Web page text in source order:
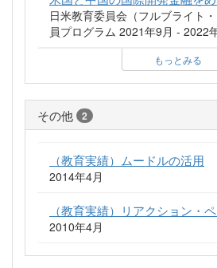
日米教育委員会（フルブライト
員プログラム 2021年9月 - 2022
もっとみる
その他 2
（教育実績）ムードルの活用
2014年4月
（教育実績）リアクション・
2010年4月